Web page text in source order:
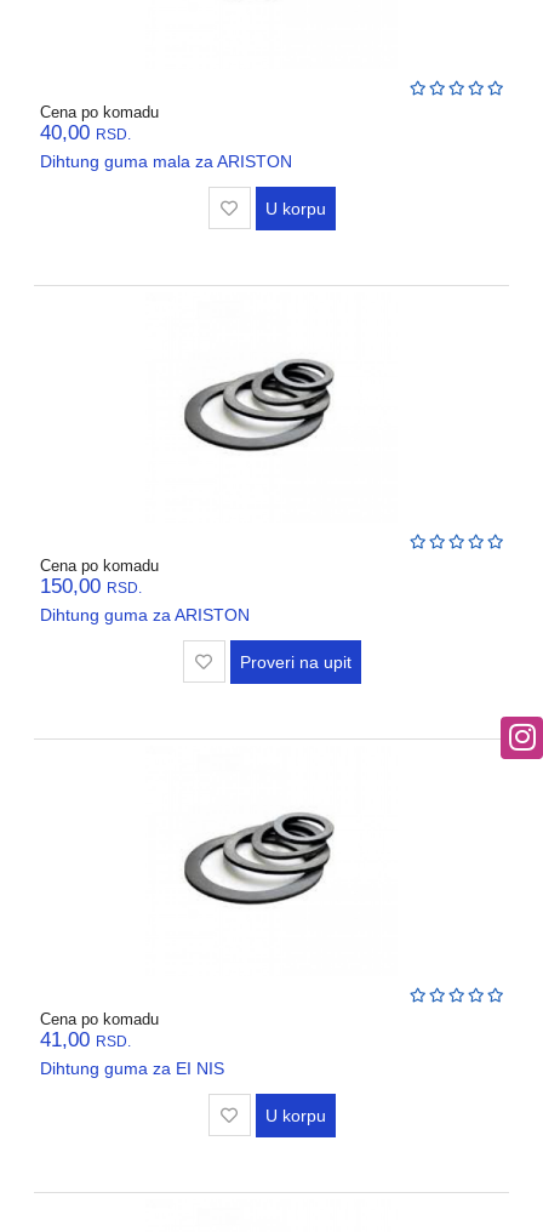
Cena po komadu
40,00 RSD.
Dihtung guma mala za ARISTON
U korpu
Cena po komadu
150,00 RSD.
Dihtung guma za ARISTON
Proveri na upit
Cena po komadu
41,00 RSD.
Dihtung guma za EI NIS
U korpu